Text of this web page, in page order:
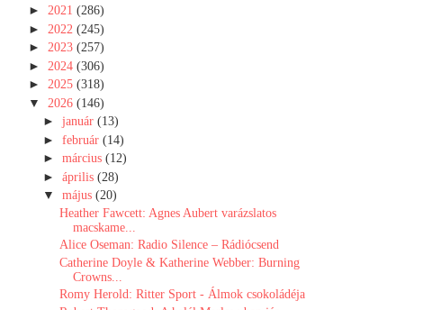
► 2021 (286)
► 2022 (245)
► 2023 (257)
► 2024 (306)
► 2025 (318)
▼ 2026 (146)
►január(13)
►február(14)
►március(12)
►április(28)
▼ május(20)
Heather Fawcett: Agnes Aubert varázslatos
macskame...
Alice Oseman: Radio Silence – Rádiócsend
Catherine Doyle & Katherine Webber: Burning
Crowns...
Romy Herold: Ritter Sport - Álmok csokoládéja